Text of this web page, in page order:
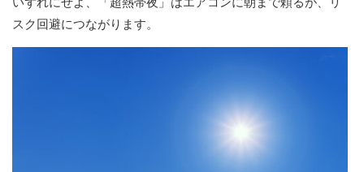
スク回避につながります。